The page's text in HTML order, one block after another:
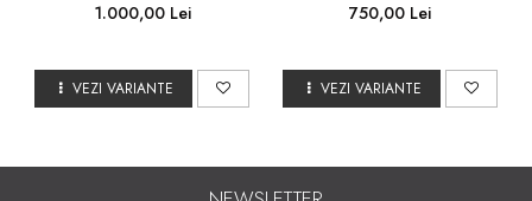
1.000,00 Lei
VEZI VARIANTE
750,00 Lei
VEZI VARIANTE